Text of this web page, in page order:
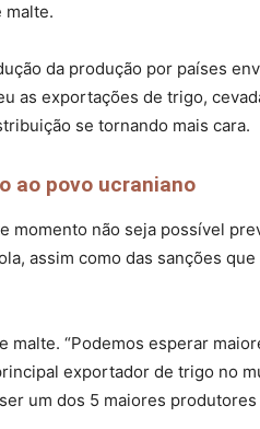
malte.
da produção por países
as exportações de trigo,
se tornando mais cara.
ao povo ucraniano
momento não seja possível
assim como das sanções que
“Podemos esperar
exportador de trigo no
um dos 5 maiores produtores